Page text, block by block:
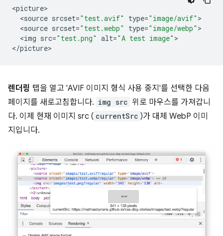
<picture
<source srcset="test.avif" type="image/avif"
<source srcset="test.webp" type="image/webp"
<img src="test.png" alt="A test image" >
</picture
렌더링 탭을 열고 'AVIF 이미지 형식 사용 중지'를 선택한 다음
페이지를 새로고침합니다. img src 위로 마우스를 가져갑니
다. 이제 현재 이미지 src ( currentSrc )가 대체 WebP 이미
지입니다.